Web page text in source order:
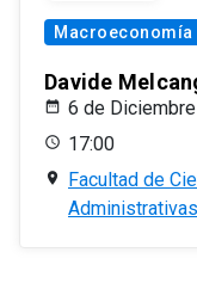
Macroeconomía
Davide
6 de
17:00
Facultad de